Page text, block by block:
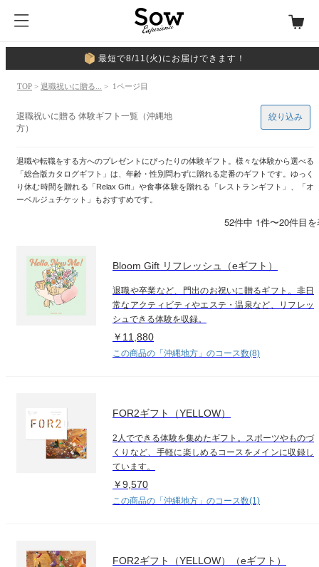
最短で8/11(火)にお届けできます！
TOP > 退職祝いに贈る... > 1ページ目
退職祝いに贈る 体験ギフト一覧（沖縄地
方）
退職や転職をする方へのプレゼントにぴったりの体験ギフト。様々な体験から選べる
「総合版カタログギフト」は、年齢・性別問わずに贈れる定番のギフトです。ゆっく
り休む時間を贈れる「Relax Gift」や食事体験を贈れる「レストランギフト」、「オ
ーベルジュチケット」もおすすめです。
絞り込み
52件中 1件〜20件目
Bloom Gift リフレッシュ（eギフト）
退職や卒業など、門出のお祝いに贈るギフト。非日
常なアクティビティやエステ・温泉など、リフレッ
シュできる体験を収録。
￥11,880
この商品の「沖縄地方」のコース数(8)
FOR2ギフト（YELLOW）
2人でできる体験を集めたギフト。スポーツやものづ
くりなど、手軽に楽しめるコースをメインに収録し
ています。
￥9,570
この商品の「沖縄地方」のコース数(1)
FOR2ギフト（YELLOW）（eギフト）